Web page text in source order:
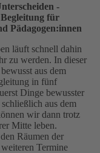
-
Begleitung für
Pädagogen:innen
läuft schnell dahin
zu werden. In dieser
aus dem
in fünf
Dinge bewusster
aus dem
wir dann trotz
Mitte leben.
Räumen der
Termine